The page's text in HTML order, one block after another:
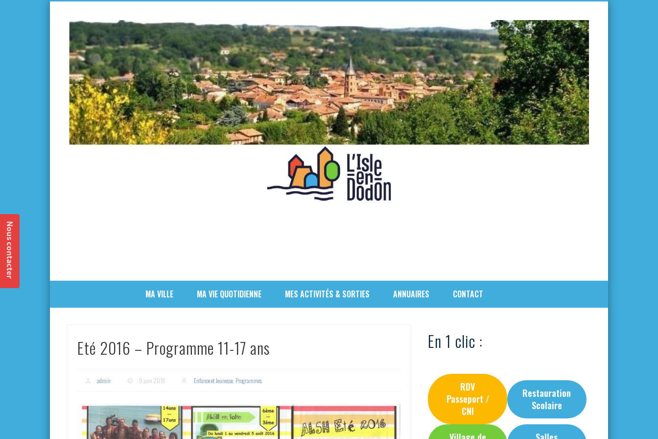
MA VILLE MA VIE QUOTIDIENNE MES ACTIVITÉS & SORTIES ANNUAIRES CONTACT
Eté 2016 – Programme 11-17 ans
admin 9 juin 2016 Enfance et Jeunesse Programmes
En 1 clic :
RDV
Passeport /
CNI
Restauration
Scolaire